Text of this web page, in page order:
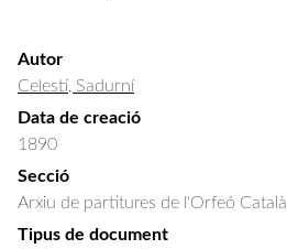
Autor
Celestí, Sadurní
Data de creació
1890
Secció
Arxiu de partitures de l'Orfeó Català
Tipus de document